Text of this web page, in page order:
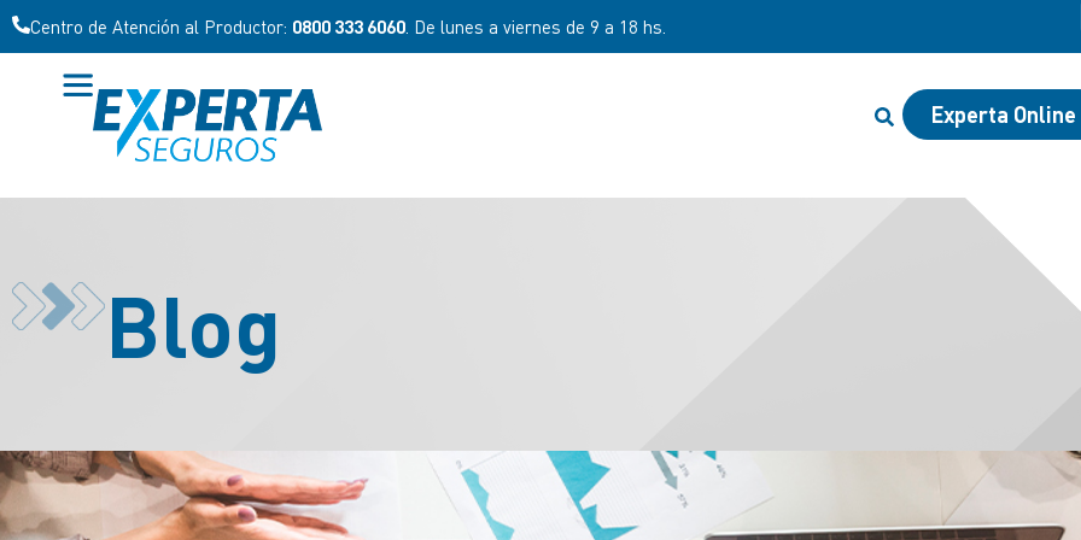
Centro de Atención al Productor: 0800 333 6060 . De lunes a viernes de 9 a 18 hs.
Experta Online
Blog